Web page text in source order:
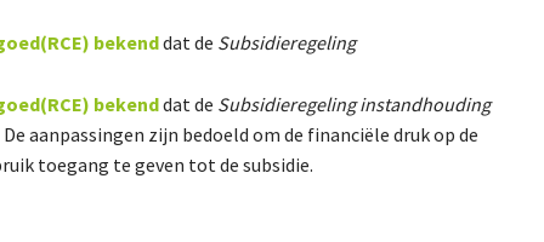
bekenddat de Subsidieregeling
bekenddat de Subsidieregeling instandhouding
aanpassingen zijn bedoeld om de financiële druk op de
toegang te geven tot de subsidie.